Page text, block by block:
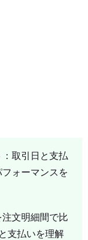
取引日と支払
ォーマンスを
文明細間で比
支払いを理解